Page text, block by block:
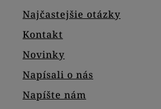
Najčastejšie otázky
Kontakt
Novinky
Napísali o nás
Napíšte nám